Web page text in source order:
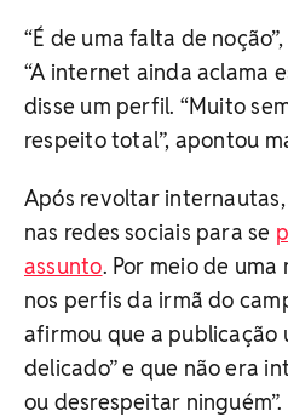
“É de uma falta de
“A internet ainda aclama
disse um perfil. “Muito
respeito total”, apontou
Após revoltar
nas redes sociais para se
assunto. Por meio de
nos perfis da irmã do
afirmou que a publicação
delicado” e que não era
ou desrespeitar ninguém”.